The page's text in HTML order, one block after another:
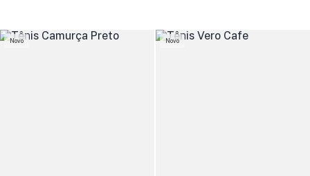
Novo Novo